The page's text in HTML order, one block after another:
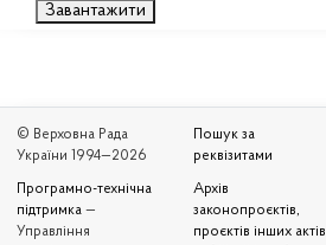
Завантажити
© Верховна Рада
України 1994—2026
Програмно-технічна
підтримка —
Управління
Пошук за
реквізитами
Архів
законопроєктів,
проєктів інших актів